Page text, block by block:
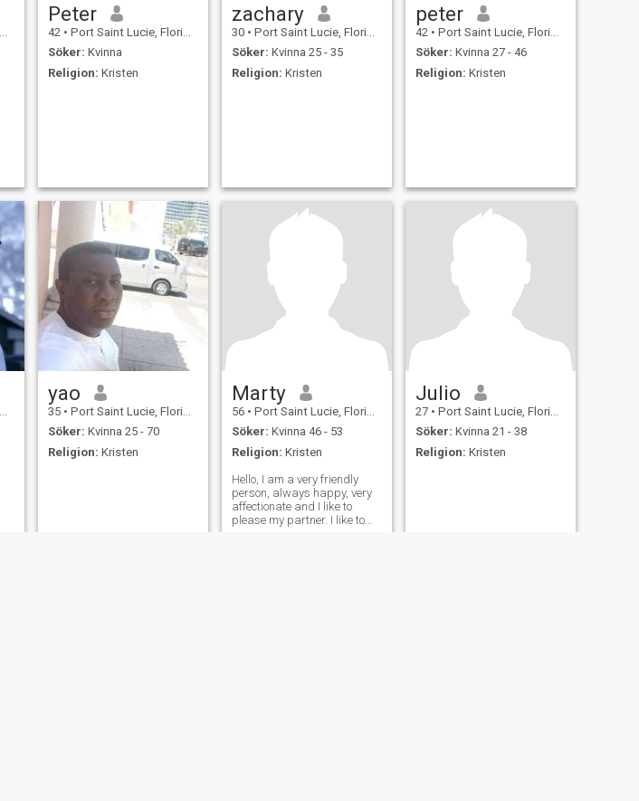
Peter
42 • Port Saint Lucie, Florida, USA
Söker: Kvinna
Religion: Kristen
zachary
30 • Port Saint Lucie, Florida, USA
Söker: Kvinna 25 - 35
Religion: Kristen
peter
42 • Port Saint Lucie, Florida, USA
Söker: Kvinna 27 - 46
Religion: Kristen
yao
35 • Port Saint Lucie, Florida, USA
Söker: Kvinna 25 - 70
Religion: Kristen
Marty
56 • Port Saint Lucie, Florida, USA
Söker: Kvinna 46 - 53
Religion: Kristen
Hello, I am a very friendly
person, always happy, very
affectionate and I like to
please my partner. I like to
Julio
27 • Port Saint Lucie, Florida, USA
Söker: Kvinna 21 - 38
Religion: Kristen